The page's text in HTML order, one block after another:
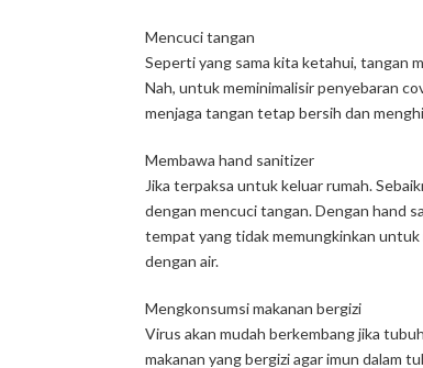
Mencuci tangan
Seperti yang sama kita ketahui, tangan
Nah, untuk meminimalisir penyebaran
menjaga tangan tetap bersih dan
Membawa hand sanitizer
Jika terpaksa untuk keluar rumah.
dengan mencuci tangan. Dengan hand
tempat yang tidak memungkinkan
dengan air.
Mengkonsumsi makanan bergizi
Virus akan mudah berkembang jika
makanan yang bergizi agar imun dalam